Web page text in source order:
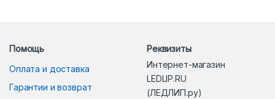
Помощь
Оплата и доставка
Гарантии и возврат
Реквизиты
Интернет-магазин
LEDLIP.RU
(ЛЕДЛИП.ру)